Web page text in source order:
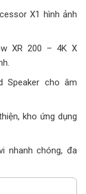
X1 hình ảnh
XR 200 – 4K X
Speaker cho âm
kho ứng dụng
nhanh chóng, đa